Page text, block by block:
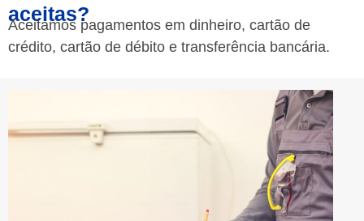
aceitas?
Aceitamos pagamentos em dinheiro, cartão de
crédito, cartão de débito e transferência bancária.